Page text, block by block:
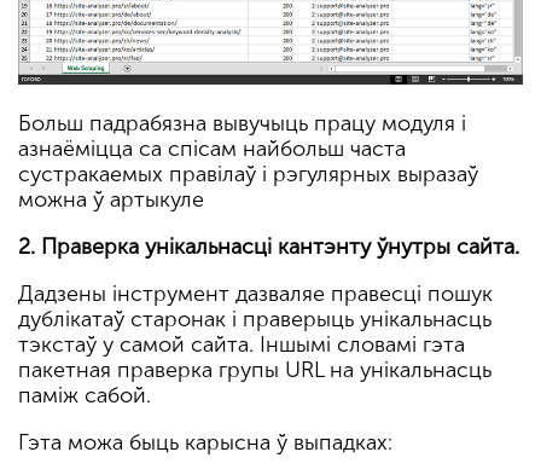
Больш падрабязна вывучыць працу модуля і
азнаёміцца са спісам найбольш часта
сустракаемых правілаў і рэгулярных выразаў
можна ў артыкуле
2. Праверка унікальнасці кантэнту ўнутры сайта.
Дадзены інструмент дазваляе правесці пошук
дублікатаў старонак і праверыць унікальнасць
тэкстаў у самой сайта. Іншымі словамі гэта
пакетная праверка групы URL на унікальнасць
паміж сабой.
Гэта можа быць карысна ў выпадках: